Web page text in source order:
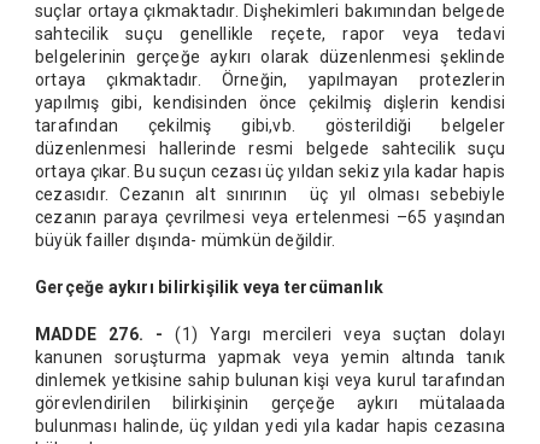
suçlar ortaya çıkmaktadır. Dişhekimleri bakımından belgede
sahtecilik suçu genellikle reçete, rapor veya tedavi
belgelerinin gerçeğe aykırı olarak düzenlenmesi şeklinde
ortaya çıkmaktadır. Örneğin, yapılmayan protezlerin
yapılmış gibi, kendisinden önce çekilmiş dişlerin kendisi
tarafından çekilmiş gibi,vb. gösterildiği belgeler
düzenlenmesi hallerinde resmi belgede sahtecilik suçu
ortaya çıkar. Bu suçun cezası üç yıldan sekiz yıla kadar hapis
cezasıdır. Cezanın alt sınırının üç yıl olması sebebiyle
cezanın paraya çevrilmesi veya ertelenmesi –65 yaşından
büyük failler dışında- mümkün değildir.
Gerçeğe aykırı bilirkişilik veya tercümanlık
MADDE 276. - (1) Yargı mercileri veya suçtan dolayı
kanunen soruşturma yapmak veya yemin altında tanık
dinlemek yetkisine sahip bulunan kişi veya kurul tarafından
görevlendirilen bilirkişinin gerçeğe aykırı mütalaada
bulunması halinde, üç yıldan yedi yıla kadar hapis cezasına